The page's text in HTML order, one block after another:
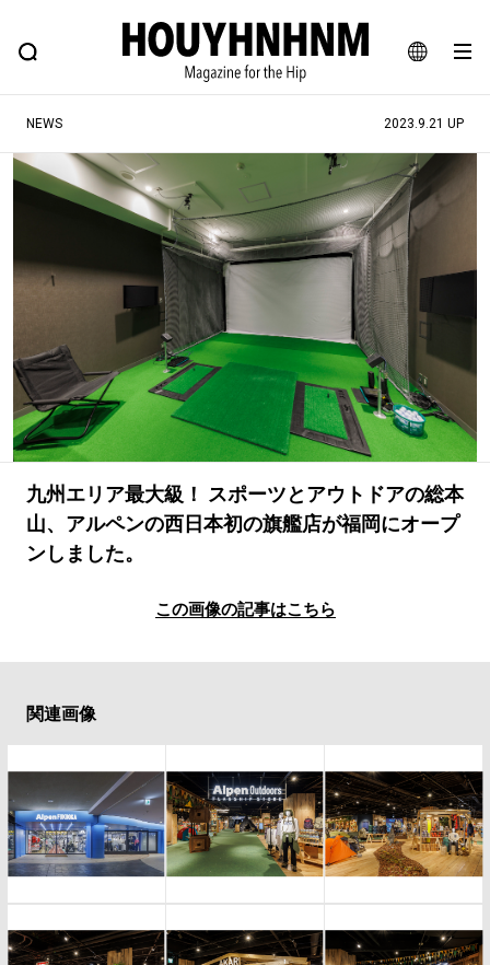
JA
EN
FEATURE BLOG SNAP
ヒップなファッション、カルチャー、ライフスタイルWEBマガジン
#注目のタグ
#SHOPPING ADDICT #憧れの逸品
#ESSENTIAL DESIGNS
#NEW VINTAGE #マイナーグッド図鑑
#路地裏てぃーん。 #MONTHLY JOURNAL
#GH 銘品の所以 #フイナムのYouTube
#Commune H #FOCUS IT #AH.H
#ととけん #FASHION #MUSIC #MOVIE
#LIFESTYLE #SNEAKER #OUTDOOR
#SPORTS #HANDSOME HANDBOOK
NEWS 2023.9.21 UP
九州エリア最大級！ スポーツとアウトドアの総本
山、アルペンの西日本初の旗艦店が福岡にオープ
ンしました。
この画像の記事はこちら
関連画像